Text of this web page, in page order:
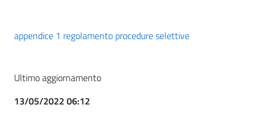
appendice 1 regolamento procedure selettive
Ultimo aggiornamento
13/05/2022 06:12